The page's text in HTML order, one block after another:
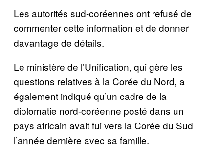
Les autorités sud-coréennes ont refusé de
commenter cette information et de donner
davantage de détails.
Le ministère de l’Unification, qui gère les
questions relatives à la Corée du Nord, a
également indiqué qu’un cadre de la
diplomatie nord-coréenne posté dans un
pays africain avait fui vers la Corée du Sud
l’année dernière avec sa famille.